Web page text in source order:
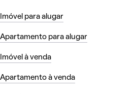
Imóvel para alugar
Apartamento para alugar
Imóvel à venda
Apartamento à venda